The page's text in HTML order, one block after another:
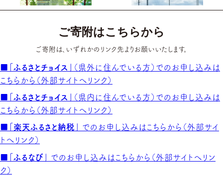
ご寄附はこちらから
ご寄附は、いずれかのリンク先よりお願いいたします。
■「ふるさとチョイス」
（県外に住んでいる方）でのお申し込みは
こちらから（外部サイトへリンク）
■「ふるさとチョイス」
（県内に住んでいる方）でのお申し込みは
こちらから（外部サイトへリンク）
■「楽天ふるさと納税」
でのお申し込みはこちらから（外部サイ
トへリンク）
■「ふるなび」
でのお申し込みはこちらから（外部サイトへリン
ク）